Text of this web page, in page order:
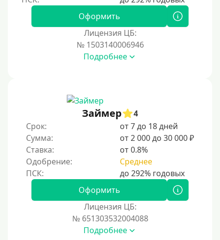
Без СНИЛСа
Без подтверждения дохода
Без справок и поручителей
Без посредников
Процент
С пролонгацией (продлением)
Под высокий процент
Оформить
Лицензия ЦБ:
№ 1503140006946
Подробнее
Займер
4
Срок:
от 7 до 18 дней
Сумма:
от 2 000 до 30 000 ₽
Ставка:
от 0.8%
Одобрение:
Среднее
Оформить
Лицензия ЦБ:
№ 651303532004088
Подробнее